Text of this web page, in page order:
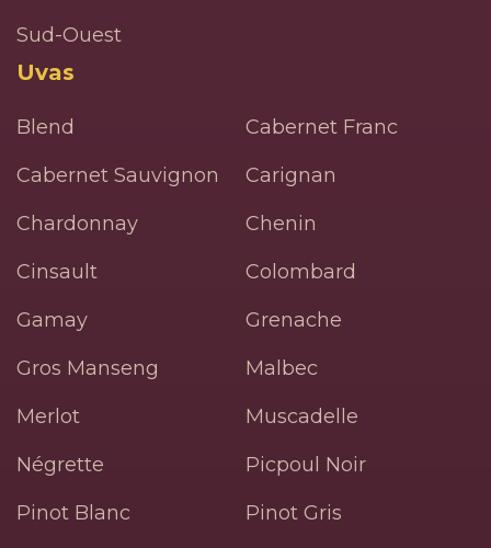
Sud-Ouest
Uvas
Blend
Cabernet Franc
Cabernet Sauvignon
Carignan
Chardonnay
Chenin
Cinsault
Colombard
Gamay
Grenache
Gros Manseng
Malbec
Merlot
Muscadelle
Négrette
Picpoul Noir
Pinot Blanc
Pinot Gris